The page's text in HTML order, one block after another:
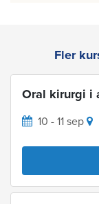
Fler
Oral kirurgi i
10 - 11 sep